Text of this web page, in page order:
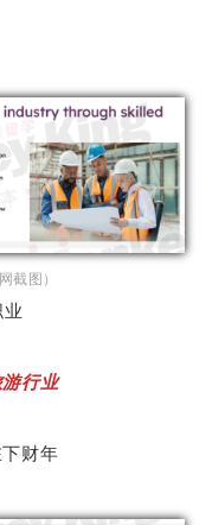
截图）
行业
财年